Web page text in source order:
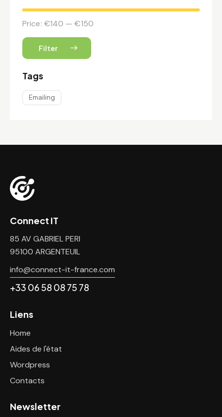
Filter
Price: €140 —€150
Tags
Emailing
Connect IT
85 AV GABRIEL PERI
95100 ARGENTEUIL
info@connect-it-france.com
+33 06 58 08 75 78
Liens
Home
Aides de l'état
Wordpress
Contacts
Newsletter